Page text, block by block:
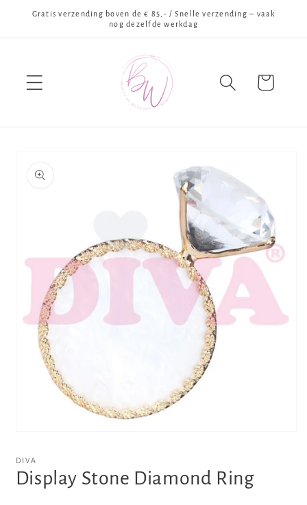
naar de
Gratis verzending boven de € 85,- / Snelle verzending – vaak
nog dezelfde werkdag
Winkelwagen
openen
in
modaal
DIVA
Display Stone Diamond Ring